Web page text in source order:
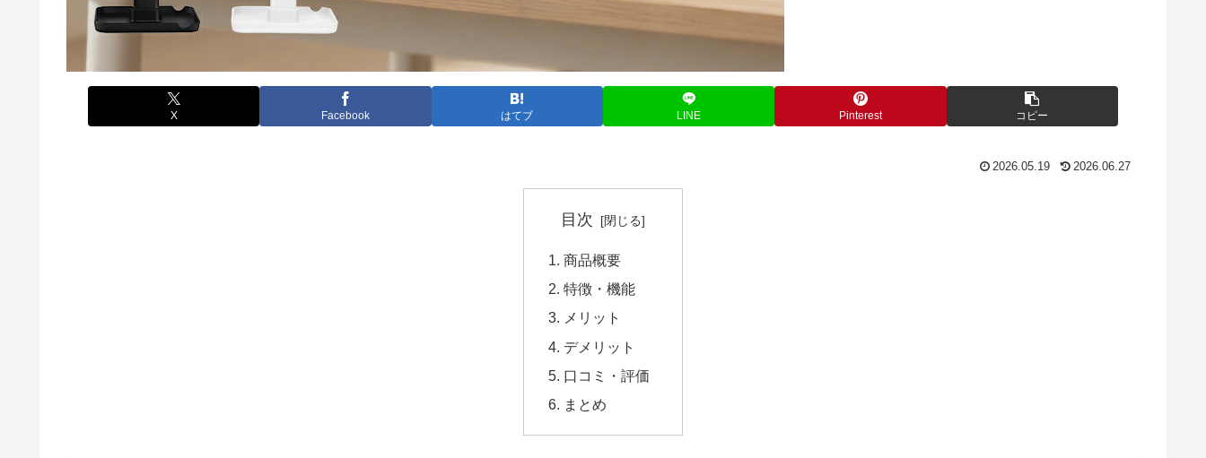
X Facebook はてブ LINE Pinterest コピー
2026.05.19 2026.06.27
目次
商品概要
特徴・機能
メリット
デメリット
口コミ・評価
まとめ